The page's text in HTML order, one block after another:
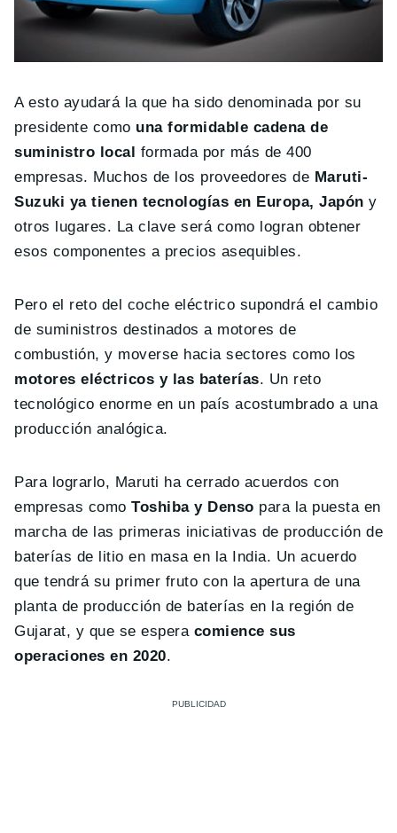
A esto ayudará la que ha sido denominada por su
presidente como una formidable cadena de
suministro local formada por más de 400
empresas. Muchos de los proveedores de Maruti-
Suzuki ya tienen tecnologías en Europa, Japón y
otros lugares. La clave será como logran obtener
esos componentes a precios asequibles.
Pero el reto del coche eléctrico supondrá el cambio
de suministros destinados a motores de
combustión, y moverse hacia sectores como los
motores eléctricos y las baterías. Un reto
tecnológico enorme en un país acostumbrado a una
producción analógica.
Para lograrlo, Maruti ha cerrado acuerdos con
empresas como Toshiba y Denso para la puesta en
marcha de las primeras iniciativas de producción de
baterías de litio en masa en la India. Un acuerdo
que tendrá su primer fruto con la apertura de una
planta de producción de baterías en la región de
Gujarat, y que se esperacomience sus
operaciones en 2020.